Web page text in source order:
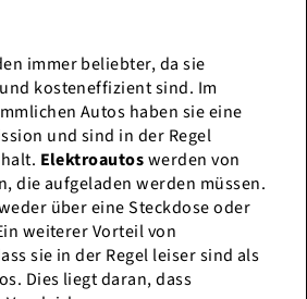
immer beliebter, da sie
kosteneffizient sind. Im
Autos haben sie eine
und sind in der Regel
Elektroautoswerden von
die aufgeladen werden müssen.
über eine Steckdose oder
weiterer Vorteil von
sie in der Regel leiser sind als
Dies liegt daran, dass